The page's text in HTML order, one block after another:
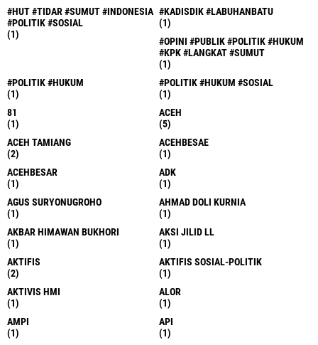
#HUT #TIDAR #SUMUT #INDONESIA
#POLITIK #SOSIAL
(1)
#KADISDIK #LABUHANBATU
(1)
#OPINI #PUBLIK #POLITIK #HUKUM
#KPK #LANGKAT #SUMUT
(1)
#POLITIK #HUKUM
(1)
#POLITIK #HUKUM #SOSIAL
(1)
81
(1)
ACEH
(5)
ACEH TAMIANG
(2)
ACEHBESAE
(1)
ACEHBESAR
(1)
ADK
(1)
AGUS SURYONUGROHO
(1)
AHMAD DOLI KURNIA
(1)
AKBAR HIMAWAN BUKHORI
(1)
AKSI JILID LL
(1)
AKTIFIS
(2)
AKTIFIS SOSIAL-POLITIK
(1)
AKTIVIS HMI
(1)
ALOR
(1)
AMPI
(1)
API
(1)